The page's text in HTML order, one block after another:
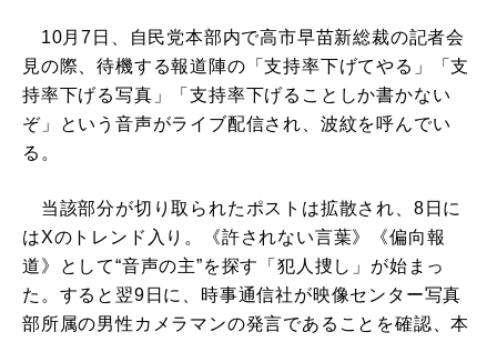
10月7日、自民党本部内で高市早苗新総裁の記者会
見の際、待機する報道陣の「支持率下げてやる」「支
持率下げる写真」「支持率下げることしか書かない
ぞ」という音声がライブ配信され、波紋を呼んでい
る。
当該部分が切り取られたポストは拡散され、8日に
はXのトレンド入り。《許されない言葉》《偏向報
道》として“音声の主”を探す「犯人捜し」が始まっ
た。すると翌9日に、時事通信社が映像センター写真
部所属の男性カメラマンの発言であることを確認、本